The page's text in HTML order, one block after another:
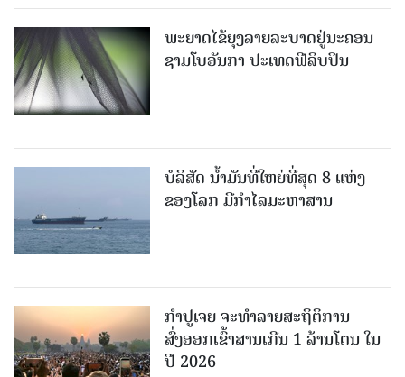
ພະຍາດໄຂ້ຍຸງລາຍລະບາດຢູ່ນະຄອນ
ຊາມໂບ​ອັນກາ ປະເທດຟີລິບປິນ
ບໍລິສັດ ນ້ຳມັນທີ່ໃຫຍ່ທີ່ສຸດ 8 ແຫ່ງ
ຂອງໂລກ ມີກຳໄລມະຫາສານ
ກຳປູເຈຍ ຈະທຳລາຍສະຖິຕິການ
ສົ່ງອອກເຂົ້າສານເກີນ 1 ລ້ານໂຕນ ໃນ
ປີ 2026